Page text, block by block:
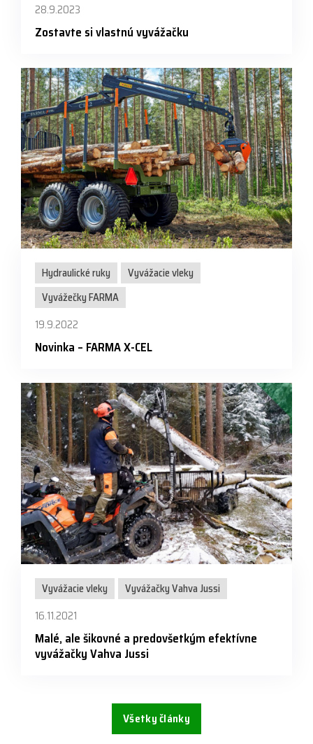
28.9.2023
Zostavte si vlastnú vyvážačku
Hydraulické ruky
Vyvážacie vleky
Vyvážečky FARMA
19.9.2022
Novinka – FARMA X-CEL
Vyvážacie vleky
Vyvážačky Vahva Jussi
16.11.2021
Malé, ale šikovné a predovšetkým efektívne
vyvážačky Vahva Jussi
Všetky články